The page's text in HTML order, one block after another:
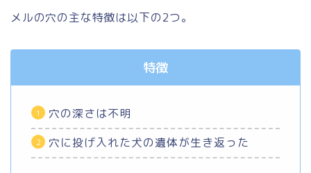
メルの穴の主な特徴は以下の2つ。
特徴
穴の深さは不明
穴に投げ入れた犬の遺体が生き返った